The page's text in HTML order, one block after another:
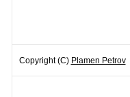
Copyright (C) Plamen Petrov